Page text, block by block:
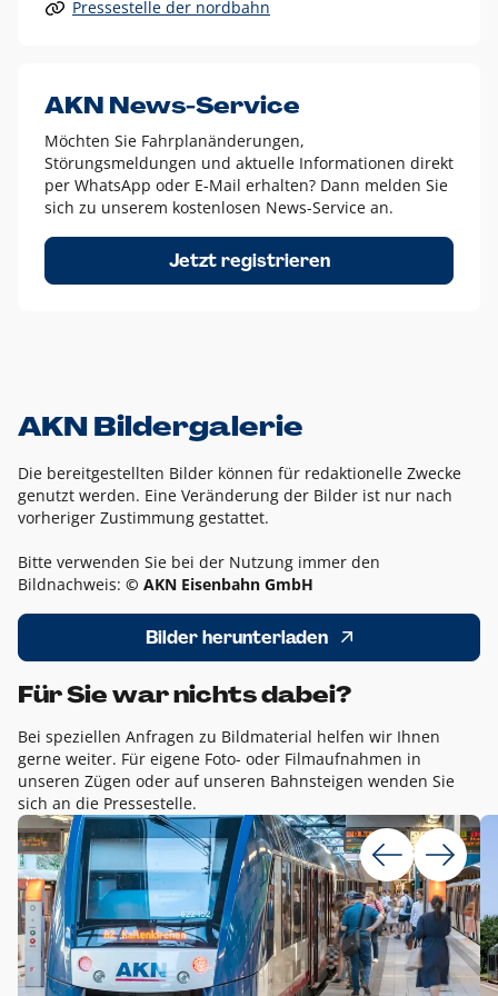
Alle anderen Logo-Varianten dürfen nur in Ausnahmefällen
Diese Ausnahmen sind zum Beispiel:
dem AKN Blau,
weißes Logo auf Fotohintergründen,
schwarzes Logo für reine Schwarz-Weiß-Umsetzungen
Um das Logo herum muss ein Schutzraum von jeweils einer
Höhe bzw. Breite des N aus AKN in alle Richtungen
Pressestelle der nordbahn
AKN News-Service
Möchten Sie Fahrplanänderungen,
Störungsmeldungen und aktuelle Informationen direkt
per WhatsApp oder E-Mail erhalten? Dann melden Sie
sich zu unserem kostenlosen News-Service an.
Jetzt registrieren
AKN Bildergalerie
Die bereitgestellten Bilder können für redaktionelle Zwecke
genutzt werden. Eine Veränderung der Bilder ist nur nach
vorheriger Zustimmung gestattet.
Bitte verwenden Sie bei der Nutzung immer den
Bildnachweis: © AKN Eisenbahn GmbH
Bilder herunterladen
Für Sie war nichts dabei?
Bei speziellen Anfragen zu Bildmaterial helfen wir Ihnen
gerne weiter. Für eigene Foto- oder Filmaufnahmen in
unseren Zügen oder auf unseren Bahnsteigen wenden Sie
sich an die Pressestelle.